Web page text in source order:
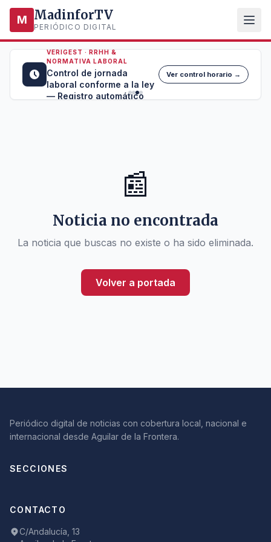
M MadinforTV
PERIÓDICO DIGITAL
VERIGEST · RRHH &
NORMATIVA LABORAL
Control de jornada
laboral conforme a la ley
— Registro automático
Ver control horario →
📰
Noticia no encontrada
La noticia que buscas no existe o ha sido eliminada.
Volver a portada
Periódico digital de noticias con cobertura local, nacional e
internacional desde Aguilar de la Frontera.
SECCIONES
CONTACTO
C/Andalucía, 13